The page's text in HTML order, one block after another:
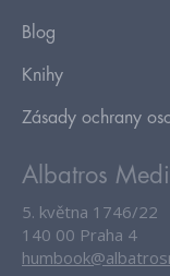
Blog
Knihy
Zásady ochrany
Albatros
5. května 1746/22
140 00 Praha 4